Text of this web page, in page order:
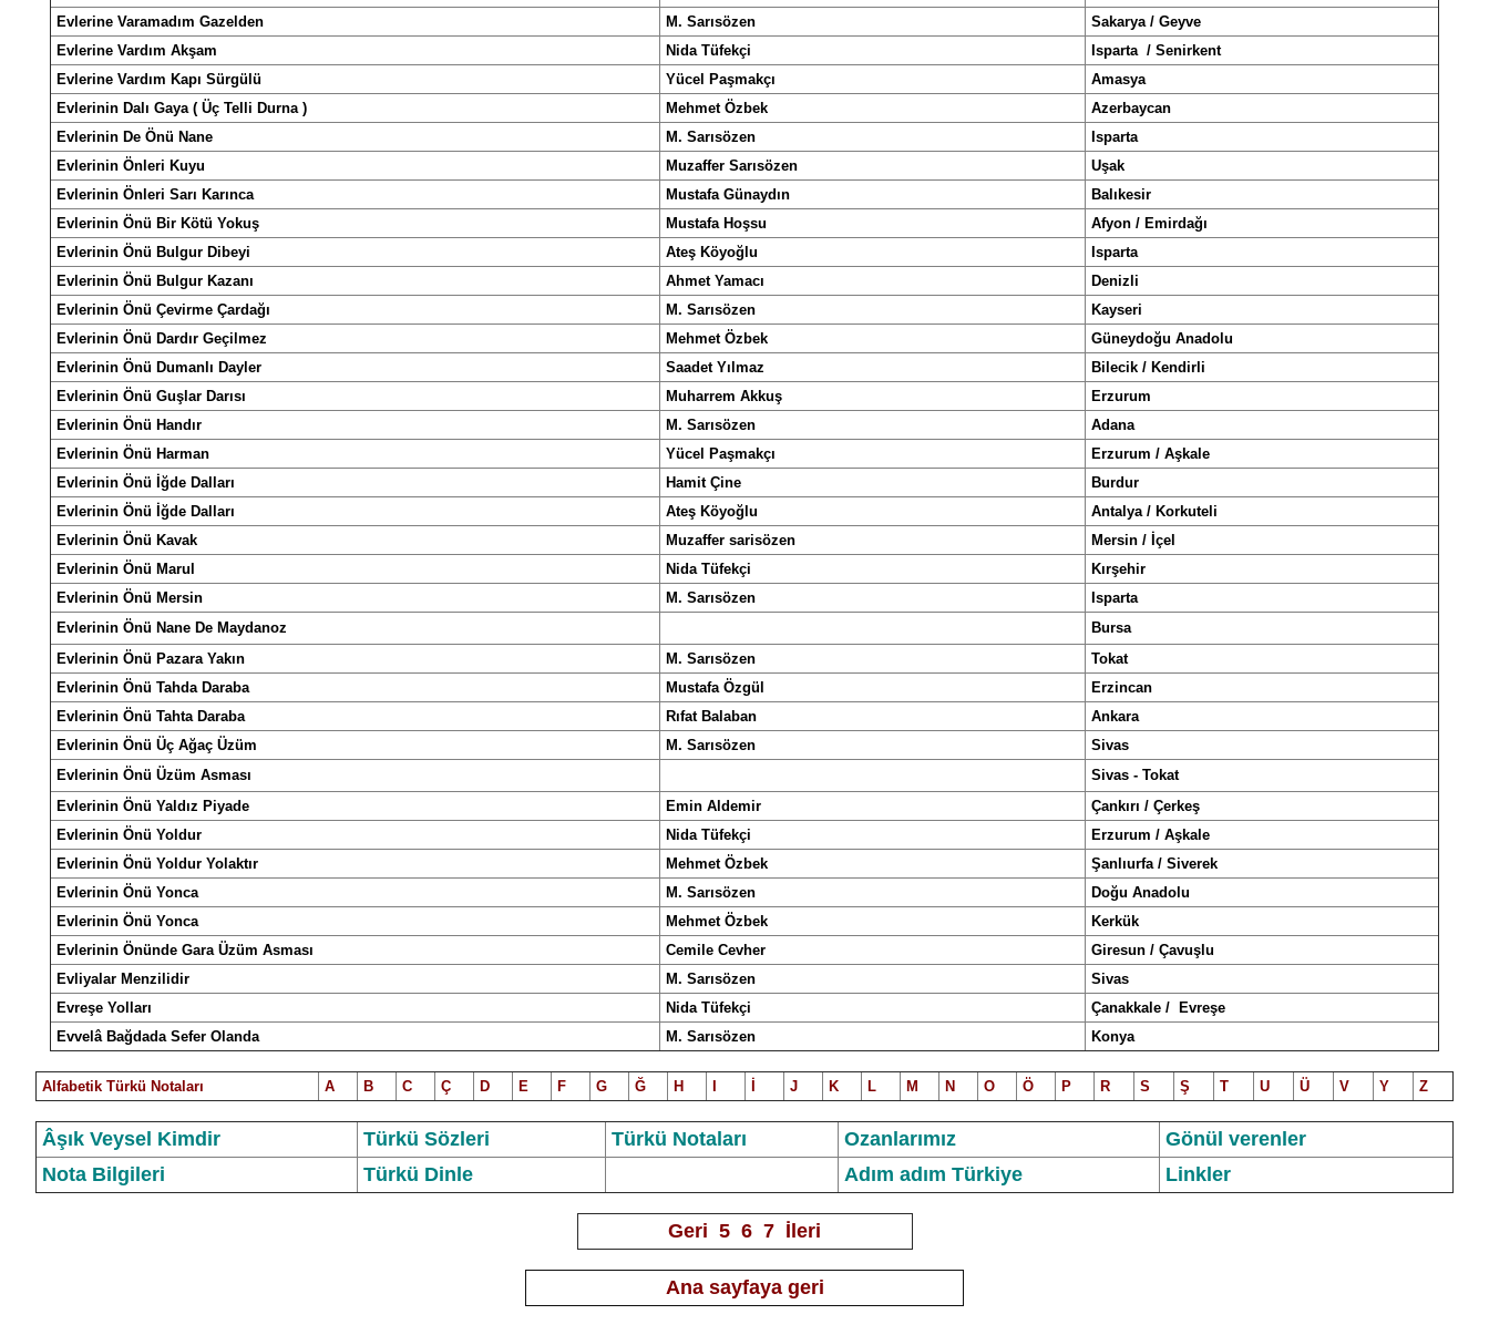
Evlerine Varamadım Gazelden
M. Sarısözen
Sakarya / Geyve
Evlerine Vardım Akşam
Nida Tüfekçi
Isparta / Senirkent
Evlerine Vardım Kapı Sürgülü
Yücel Paşmakçı
Amasya
Evlerinin Dalı Gaya ( Üç Telli Durna )
Mehmet Özbek
Azerbaycan
Evlerinin De Önü Nane
M. Sarısözen
Isparta
Evlerinin Önleri Kuyu
Muzaffer Sarısözen
Uşak
Evlerinin Önleri Sarı Karınca Mustafa Günaydın
Balıkesir
Evlerinin Önü Bir Kötü Yokuş
Mustafa Hoşsu
Afyon / Emirdağı
Evlerinin Önü Bulgur Dibeyi
Ateş Köyoğlu
Isparta
Evlerinin Önü Bulgur Kazanı
Ahmet Yamacı
Denizli
Evlerinin Önü Çevirme Çardağı
M. Sarısözen
Kayseri
Evlerinin Önü Dardır Geçilmez
Mehmet Özbek
Güneydoğu Anadolu
Evlerinin Önü Dumanlı Dayler
Saadet Yılmaz
Bilecik / Kendirli
Evlerinin Önü Guşlar Darısı
Muharrem Akkuş
Erzurum
Evlerinin Önü Handır
M. Sarısözen
Adana
Evlerinin Önü Harman
Yücel Paşmakçı
Erzurum / Aşkale
Evlerinin Önü İğde Dalları
Hamit Çine
Burdur
Evlerinin Önü İğde Dalları
Ateş Köyoğlu
Antalya / Korkuteli
Evlerinin Önü Kavak
Muzaffer sarisözen
Mersin / İçel
Evlerinin Önü Marul
Nida Tüfekçi
Kırşehir
Evlerinin Önü Mersin
M. Sarısözen
Isparta
Evlerinin Önü Nane De Maydanoz
Bursa
Evlerinin Önü Pazara Yakın
M. Sarısözen
Tokat
Evlerinin Önü Tahda Daraba
Mustafa Özgül
Erzincan
Evlerinin Önü Tahta Daraba
Rıfat Balaban
Ankara
Evlerinin Önü Üç Ağaç Üzüm
M. Sarısözen
Sivas
Evlerinin Önü Üzüm Asması
Sivas - Tokat
Evlerinin Önü Yaldız Piyade
Emin Aldemir
Çankırı / Çerkeş
Evlerinin Önü Yoldur
Nida Tüfekçi
Erzurum / Aşkale
Evlerinin Önü Yoldur Yolaktır
Mehmet Özbek
Şanlıurfa / Siverek
Evlerinin Önü Yonca
M. Sarısözen
Doğu Anadolu
Evlerinin Önü Yonca
Mehmet Özbek
Kerkük
Evlerinin Önünde Gara Üzüm Asması
Cemile Cevher
Giresun / Çavuşlu
Evliyalar Menzilidir
M. Sarısözen
Sivas
Evreşe Yolları
Nida Tüfekçi
Çanakkale / Evreşe
Evve lâ Bağdada Sefer Olanda M. Sarısözen Konya
Alfabetik Türkü Notaları A B C Ç D E F G Ğ H J K L M N O Ö P R S Ş T U Ü V Y Z
Âşık Veysel Kimdir Türkü Sözleri Türkü Notaları Ozanlarımız
Gönül verenler
Nota Bilgileri
Türkü Dinle Adım adım Türkiye Linkler
Geri 5 6 7 İleri
Ana sayfaya geri